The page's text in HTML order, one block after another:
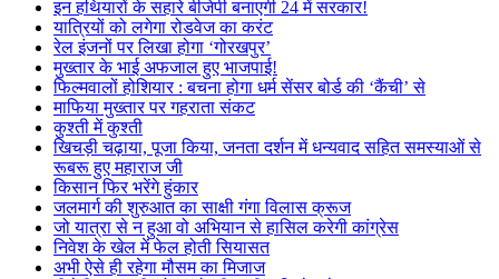
इन हथियारों के सहारे बीजेपी बनाएगी 24 में सरकार!
यात्रियों को लगेगा रोडवेज का करंट
रेल इंजनों पर लिखा होगा ‘गोरखपुर’
मुख्तार के भाई अफजाल हुए भाजपाई!
फिल्मवालों होशियार : बचना होगा धर्म सेंसर बोर्ड की ‘कैंची’ से
माफिया मुख्तार पर गहराता संकट
कुश्ती में कुश्ती
खिचड़ी चढ़ाया, पूजा किया, जनता दर्शन में धन्यवाद सहित समस्याओं से
रूबरू हुए महाराज जी
किसान फिर भरेंगे हुंकार
जलमार्ग की शुरुआत का साक्षी गंगा विलास क्रूज
जो यात्रा से न हुआ वो अभियान से हासिल करेगी कांग्रेस
निवेश के खेल में फेल होती सियासत
अभी ऐसे ही रहेगा मौसम का मिजाज